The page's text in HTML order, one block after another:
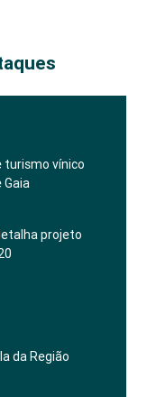
turismo vínico
Gaia
projeto
da Região